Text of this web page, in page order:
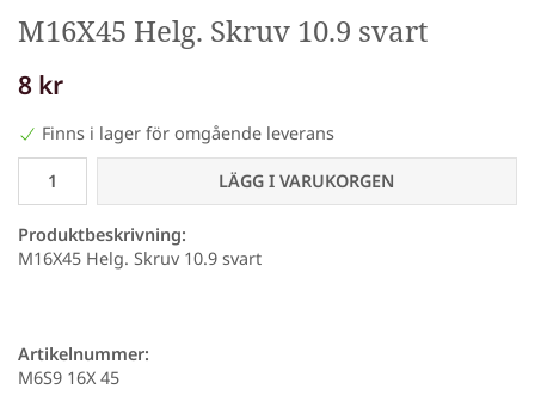
M16X45 Helg. Skruv 10.9 svart
8 kr
Finns i lager för omgående leverans
LÄGG I VARUKORGEN
Produktbeskrivning:
M16X45 Helg. Skruv 10.9 svart
Artikelnummer:
M6S9 16X 45